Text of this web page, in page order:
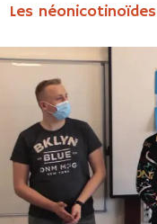
Les néonicotinoïdes